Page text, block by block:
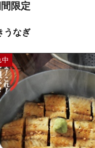
都江戸川区中葛西２丁目
都江戸川区中葛西３丁目
都江戸川区中葛西５丁目
都江戸川区中葛西６丁目
都江戸川区中葛西７丁目
都江戸川区中葛西８丁目
都江戸川区西葛西１丁目
都江戸川区西葛西２丁目
限定
うなぎ
中